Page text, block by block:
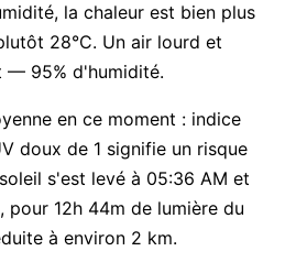
la chaleur est bien plus
28°C. Un air lourd et
— 95% d'humidité.
en ce moment : indice
doux de 1 signifie un risque
s'est levé à 05:36 AM et
pour 12h 44m de lumière du
à environ 2 km.